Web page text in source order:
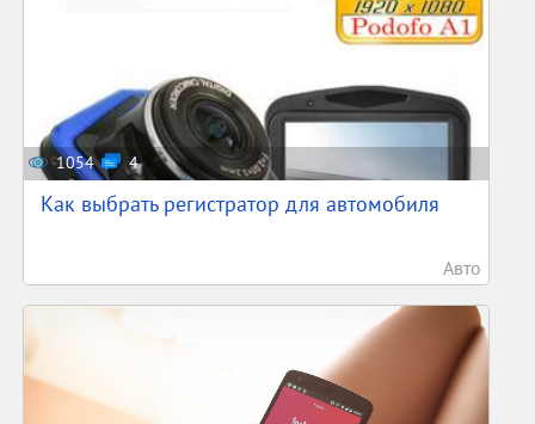
1054 4
Как выбрать регистратор для автомобиля
Авто